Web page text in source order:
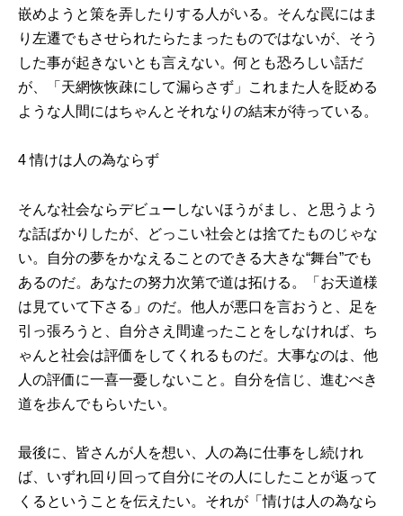
嵌めようと策を弄したりする人がいる。そんな罠にはま
り左遷でもさせられたらたまったものではないが、そう
した事が起きないとも言えない。何とも恐ろしい話だ
が、「天網恢恢疎にして漏らさず」これまた人を貶める
ような人間にはちゃんとそれなりの結末が待っている。
4 情けは人の為ならず
そんな社会ならデビューしないほうがまし、と思うよう
な話ばかりしたが、どっこい社会とは捨てたものじゃな
い。自分の夢をかなえることのできる大きな“舞台”でも
あるのだ。あなたの努力次第で道は拓ける。「お天道様
は見ていて下さる」のだ。他人が悪口を言おうと、足を
引っ張ろうと、自分さえ間違ったことをしなければ、ち
ゃんと社会は評価をしてくれるものだ。大事なのは、他
人の評価に一喜一憂しないこと。自分を信じ、進むべき
道を歩んでもらいたい。
最後に、皆さんが人を想い、人の為に仕事をし続けれ
ば、いずれ回り回って自分にその人にしたことが返って
くるということを伝えたい。それが「情けは人の為なら